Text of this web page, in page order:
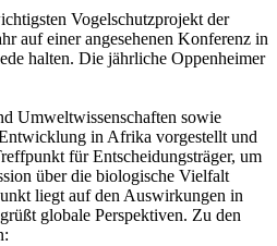
Vogelschutzprojekt der
auf einer angesehenen Konferenz in
halten. Die jährliche Oppenheimer
Umweltwissenschaften sowie
in Afrika vorgestellt und
für Entscheidungsträger, um
über die biologische Vielfalt
liegt auf den Auswirkungen in
globale Perspektiven. Zu den